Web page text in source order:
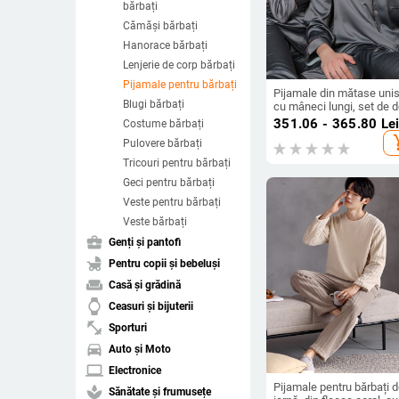
bărbați
Cămăși bărbați
Hanorace bărbați
Lenjerie de corp bărbați
Pijamale pentru bărbați
Blugi bărbați
Costume bărbați
Pulovere bărbați
Tricouri pentru bărbați
Geci pentru bărbați
Veste pentru bărbați
Veste bărbați
business_center Genți și pantofi
child_friendly Pentru copii și bebeluși
weekend Casă și grădină
watch Ceasuri și bijuterii
fitness_center Sporturi
directions_car Auto și Moto
laptop Electronice
spa Sănătate și frumusețe
Pijamale din mătase
cu mâneci lungi, set de
piese pentru vară și
2025, îmbrăcăminte de
351.06 - 365.80 Lei
Pijamale pentru bărbați